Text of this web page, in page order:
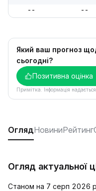
-- --
Який ваш прогноз
сьогодні?
Позитивна оцінка
Примітка. Інформація
ОглядНовиниРейтинг
Огляд актуальної
Станом на 7 серп 2026 р.,